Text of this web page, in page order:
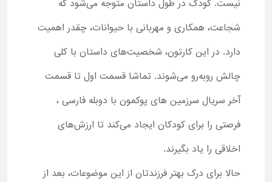
نیست. کودک در طول داستان متوجه می‌شود که
شجاعت، همکاری و مهربانی با حیوانات، چقدر اهمیت
دارد. در این کارتون، شخصیت‌های داستان با کلی
چالش روبه‌رو می‌شوند. تماشا قسمت اول تا قسمت
آخر سریال سرزمین های پوکمون با دوبله فارسی ،
فرصتی را برای کودکان ایجاد می‌کند تا ارزش‌های
اخلاقی را یاد بگیرند.
حالا برای درک بهتر فرزندتان از این موضوعات، بعد از